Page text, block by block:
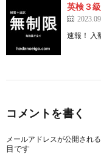
英検３
速報！ 入
コメントを書く
メールアドレスが公開され
目です